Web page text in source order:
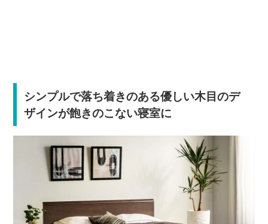
シンプルで落ち着きのある優しい木目のデ
ザインが飽きのこない寝室に